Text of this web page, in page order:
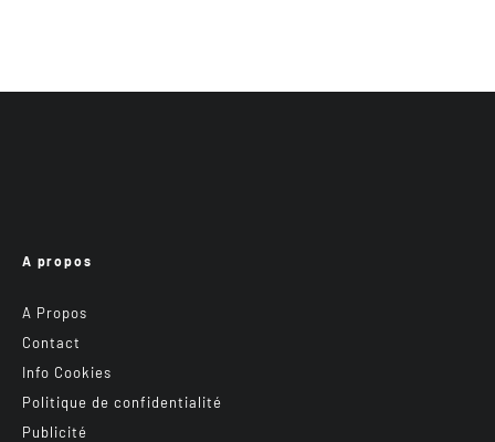
A propos
A Propos
Contact
Info Cookies
Politique de confidentialité
Publicité